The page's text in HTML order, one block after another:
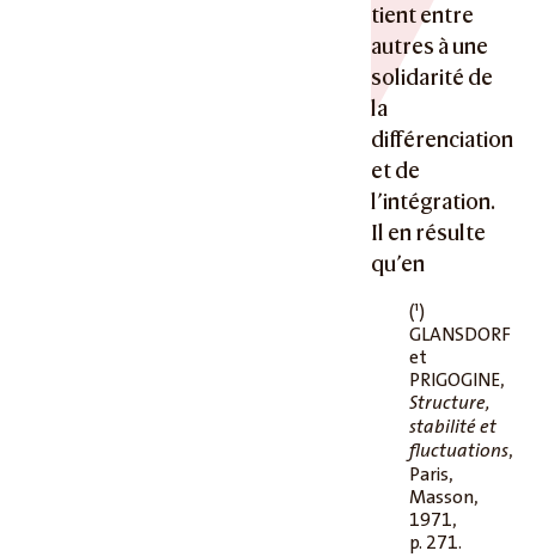
tient entre
autres à une
solidarité de
la
différenciation
et de
l’intégration.
Il en résulte
qu’en
(1)
GLANSDORF
et
PRIGOGINE,
Structure,
stabilité et
fluctuations,
Paris,
Masson,
1971,
p. 271.